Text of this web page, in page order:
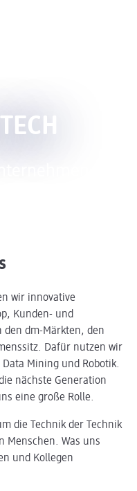
wir innovative
Kunden- und
den dm-Märkten, den
Dafür nutzen wir
Mining und Robotik.
nächste Generation
eine große Rolle.
die Technik der Technik
Menschen. Was uns
und Kollegen